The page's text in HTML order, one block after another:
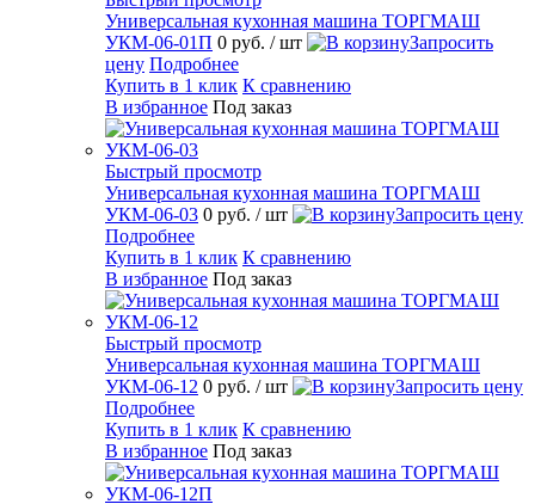
Универсальная кухонная машина ТОРГМАШ
УКМ-06-01П 0 руб. / шт
Запросить
цену Подробнее
Купить в 1 клик К сравнению
В избранное Под заказ
Быстрый просмотр
Универсальная кухонная машина ТОРГМАШ
УКМ-06-03 0 руб. / шт
Запросить цену
Подробнее
Купить в 1 клик К сравнению
В избранное Под заказ
Быстрый просмотр
Универсальная кухонная машина ТОРГМАШ
УКМ-06-12 0 руб. / шт
Запросить цену
Подробнее
Купить в 1 клик К сравнению
В избранное Под заказ